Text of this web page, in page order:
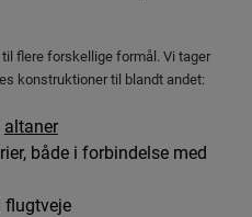
flere forskellige formål. Vi tager
konstruktioner til blandt andet:
altaner
både i forbindelse med